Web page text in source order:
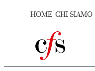
HOME CHI SIAMO